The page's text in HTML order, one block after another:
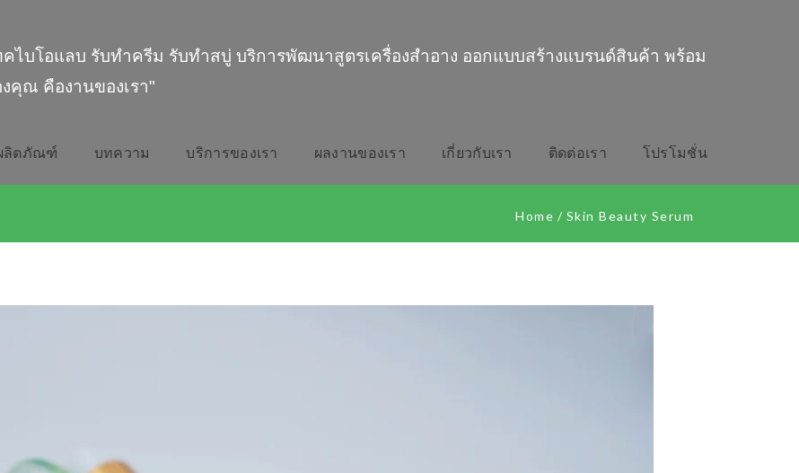
คไบโอแลบ รับทำครีม รับทำสบู่ บริการพัฒนาสูตรเครื่องสำอาง ออกแบบสร้างแบรนด์สินค้า พร้อม
คุณ คืองานของเรา"
ลิตภัณฑ์ บทความ บริการของเรา ผลงานของเรา เกี่ยวกับเรา ติดต่อเรา โปรโมชั่น
Home / Skin Beauty Serum